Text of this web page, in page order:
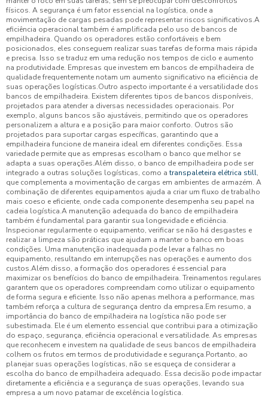
físicos. A segurança é um fator essencial na logística, onde a
movimentação de cargas pesadas pode representar riscos significativos.A
eficiência operacional também é amplificada pelo uso de bancos de
empilhadeira. Quando os operadores estão confortáveis e bem
posicionados, eles conseguem realizar suas tarefas de forma mais rápida
e precisa. Isso se traduz em uma redução nos tempos de ciclo e aumento
na produtividade. Empresas que investem em bancos de empilhadeira de
qualidade frequentemente notam um aumento significativo na eficiência de
suas operações logísticas.Outro aspecto importante é a versatilidade dos
bancos de empilhadeira. Existem diferentes tipos de bancos disponíveis,
projetados para atender a diversas necessidades operacionais. Por
exemplo, alguns bancos são ajustáveis, permitindo que os operadores
personalizem a altura e a posição para maior conforto. Outros são
projetados para suportar cargas específicas, garantindo que a
empilhadeira funcione de maneira ideal em diferentes condições. Essa
variedade permite que as empresas escolham o banco que melhor se
adapta a suas operações.Além disso, o banco de empilhadeira pode ser
integrado a outras soluções logísticas, como atranspaleteira elétrica still,
que complementa a movimentação de cargas em ambientes de armazém. A
combinação de diferentes equipamentos ajuda a criar um fluxo de trabalho
mais coeso e eficiente, onde cada componente desempenha seu papel na
cadeia logística.A manutenção adequada do banco de empilhadeira
também é fundamental para garantir sua longevidade e eficiência.
Inspecionar regularmente o equipamento, verificar se não há desgastes e
realizar a limpeza são práticas que ajudam a manter o banco em boas
condições. Uma manutenção inadequada pode levar a falhas no
equipamento, resultando em interrupções nas operações e aumento dos
custos.Além disso, a formação dos operadores é essencial para
maximizar os benefícios do banco de empilhadeira. Treinamentos regulares
garantem que os operadores compreendam como utilizar o equipamento
de forma segura e eficiente. Isso não apenas melhora a performance, mas
também reforça a cultura de segurança dentro da empresa.Em resumo, a
importância do banco de empilhadeira na logística não pode ser
subestimada. Ele é um elemento essencial que contribui para a otimização
do espaço, segurança, eficiência operacional e versatilidade. As empresas
que reconhecem e investem na qualidade de seus bancos de empilhadeira
colhem os frutos em termos de produtividade e segurança.Portanto, ao
planejar suas operações logísticas, não se esqueça de considerar a
escolha do banco de empilhadeira adequado. Essa decisão pode impactar
diretamente a eficiência e a segurança de suas operações, levando sua
empresa a um novo patamar de excelência logística.